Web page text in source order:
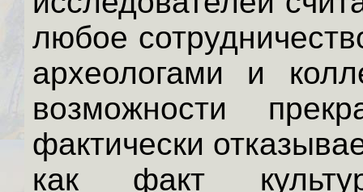
любое
археологами и
возможности
фактически
как факт